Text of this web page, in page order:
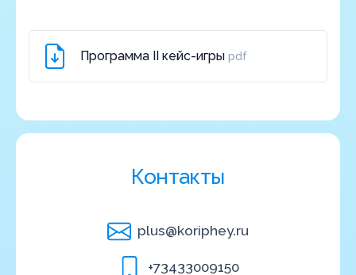
Программа II кейс-игры pdf
Контакты
plus@koriphey.ru
+73433009150